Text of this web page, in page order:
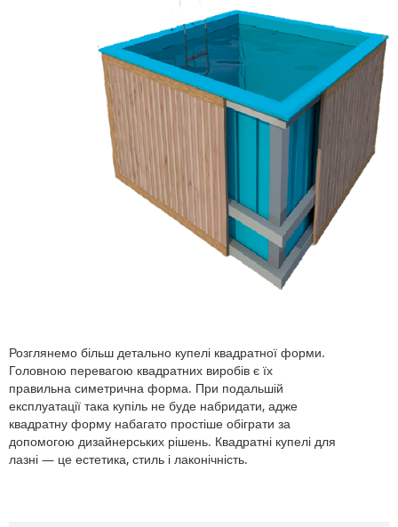
Розглянемо більш детально купелі квадратної форми.
Головною перевагою квадратних виробів є їх
правильна симетрична форма. При подальшій
експлуатації така купіль не буде набридати, адже
квадратну форму набагато простіше обіграти за
допомогою дизайнерських рішень. Квадратні купелі для
лазні — це естетика, стиль і лаконічність.